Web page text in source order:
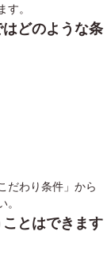
。
どのような条
だわり条件」から
とはできます